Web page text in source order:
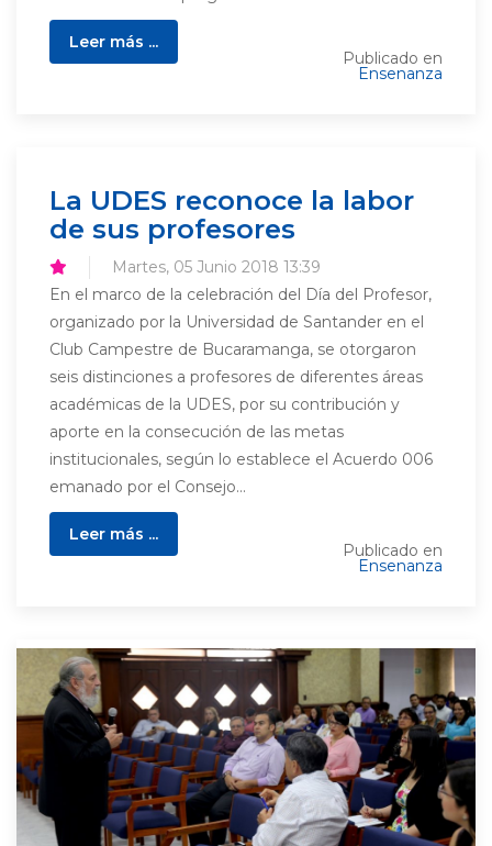
Leer más ...
Publicado en
Ensenanza
La UDES reconoce la labor
de sus profesores
Martes, 05 Junio 2018 13:39
En el marco de la celebración del Día del Profesor,
organizado por la Universidad de Santander en el
Club Campestre de Bucaramanga, se otorgaron
seis distinciones a profesores de diferentes áreas
académicas de la UDES, por su contribución y
aporte en la consecución de las metas
institucionales, según lo establece el Acuerdo 006
emanado por el Consejo...
Leer más ...
Publicado en
Ensenanza